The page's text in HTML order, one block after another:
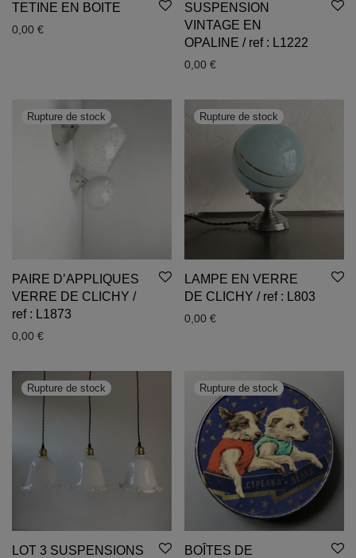
TETINE EN BOITE
0,00 €
SUSPENSION
VINTAGE EN
OPALINE / ref : L1222
0,00 €
PAIRE D’APPLIQUES
VERRE DE CLICHY /
ref : L1873
0,00 €
LAMPE EN VERRE
DE CLICHY / ref : L803
0,00 €
LOT 3 SUSPENSIONS
BOÎTES DE